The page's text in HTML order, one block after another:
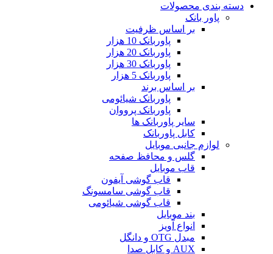
دسته بندی محصولات
پاور بانک
بر اساس ظرفیت
پاوربانک 10 هزار
پاوربانک 20 هزار
پاوربانک 30 هزار
پاوربانک 5 هزار
بر اساس برند
پاوربانک شیائومی
پاوربانک پرووان
سایر پاوربانک ها
کابل پاوربانک
لوازم جانبی موبایل
گلس و محافظ صفحه
قاب موبایل
قاب گوشی آیفون
قاب گوشی سامسونگ
قاب گوشی شیائومی
بند موبایل
انواع آویز
مبدل OTG و دانگل
AUX و کابل صدا